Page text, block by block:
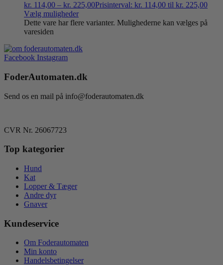
kr. 114,00 – kr. 225,00Prisinterval: kr. 114,00 til kr. 225,00
Vælg muligheder
Dette vare har flere varianter. Mulighederne kan vælges på
varesiden
Facebook Instagram
FoderAutomaten.dk
Send os en mail på info@foderautomaten.dk
CVR Nr. 26067723
Top kategorier
Hund
Kat
Lopper & Tæger
Andre dyr
Gnaver
Kundeservice
Om Foderautomaten
Min konto
Handelsbetingelser